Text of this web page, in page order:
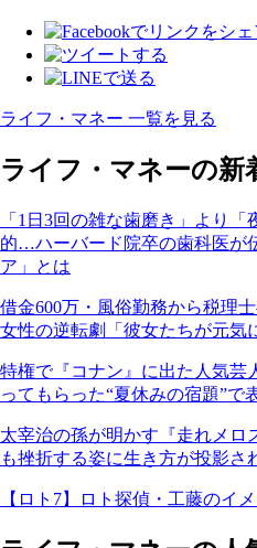
ライフ・マネー 一覧を見る
ライフ・マネーの新
「1日3回の雑な歯磨き」より
的…ハーバード院卒の歯科医が
ア」とは
借金600万・風俗勤務から税理
女性の逆転劇「彼女たちが元気
特権で『コナン』に出た人気芸
ってもらった“夏休みの宿題”で
太宰治の孫が明かす『走れメロ
も挫折する姿に生き方が投影さ
【ロト7】ロト探偵・工藤のイ